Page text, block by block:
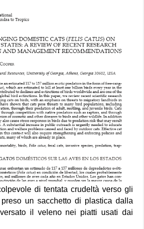
di tentata crudeltà verso gli
un sacchetto di plastica dalla
il veleno nei piatti usati dai